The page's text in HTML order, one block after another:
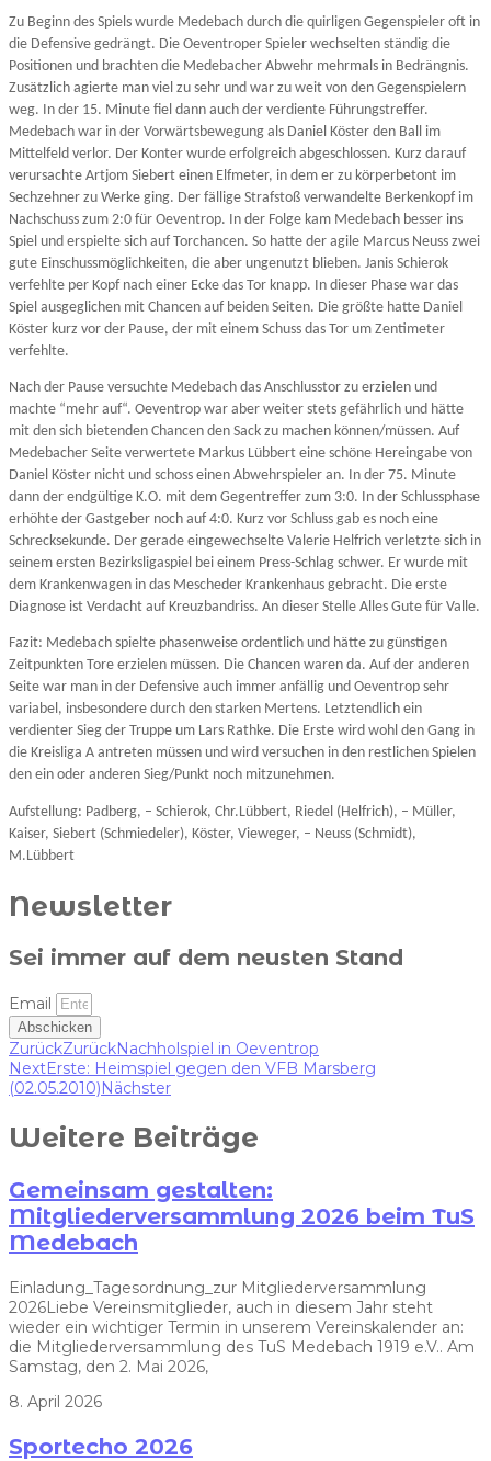
Zu Beginn des Spiels wurde Medebach durch die quirligen Gegenspieler oft in
die Defensive gedrängt. Die Oeventroper Spieler wechselten ständig die
Positionen und brachten die Medebacher Abwehr mehrmals in Bedrängnis.
Zusätzlich agierte man viel zu sehr und war zu weit von den Gegenspielern
weg. In der 15. Minute fiel dann auch der verdiente Führungstreffer.
Medebach war in der Vorwärtsbewegung als Daniel Köster den Ball im
Mittelfeld verlor. Der Konter wurde erfolgreich abgeschlossen. Kurz darauf
verursachte Artjom Siebert einen Elfmeter, in dem er zu körperbetont im
Sechzehner zu Werke ging. Der fällige Strafstoß verwandelte Berkenkopf im
Nachschuss zum 2:0 für Oeventrop. In der Folge kam Medebach besser ins
Spiel und erspielte sich auf Torchancen. So hatte der agile Marcus Neuss zwei
gute Einschussmöglichkeiten, die aber ungenutzt blieben. Janis Schierok
verfehlte per Kopf nach einer Ecke das Tor knapp. In dieser Phase war das
Spiel ausgeglichen mit Chancen auf beiden Seiten. Die größte hatte Daniel
Köster kurz vor der Pause, der mit einem Schuss das Tor um Zentimeter
verfehlte.
Nach der Pause versuchte Medebach das Anschlusstor zu erzielen und
machte “mehr auf“. Oeventrop war aber weiter stets gefährlich und hätte
mit den sich bietenden Chancen den Sack zu machen können/müssen. Auf
Medebacher Seite verwertete Markus Lübbert eine schöne Hereingabe von
Daniel Köster nicht und schoss einen Abwehrspieler an. In der 75. Minute
dann der endgültige K.O. mit dem Gegentreffer zum 3:0. In der Schlussphase
erhöhte der Gastgeber noch auf 4:0. Kurz vor Schluss gab es noch eine
Schrecksekunde. Der gerade eingewechselte Valerie Helfrich verletzte sich in
seinem ersten Bezirksligaspiel bei einem Press-Schlag schwer. Er wurde mit
dem Krankenwagen in das Mescheder Krankenhaus gebracht. Die erste
Diagnose ist Verdacht auf Kreuzbandriss. An dieser Stelle Alles Gute für Valle.
Fazit: Medebach spielte phasenweise ordentlich und hätte zu günstigen
Zeitpunkten Tore erzielen müssen. Die Chancen waren da. Auf der anderen
Seite war man in der Defensive auch immer anfällig und Oeventrop sehr
variabel, insbesondere durch den starken Mertens. Letztendlich ein
verdienter Sieg der Truppe um Lars Rathke. Die Erste wird wohl den Gang in
die Kreisliga A antreten müssen und wird versuchen in den restlichen Spielen
den ein oder anderen Sieg/Punkt noch mitzunehmen.
Aufstellung: Padberg, – Schierok, Chr.Lübbert, Riedel (Helfrich), – Müller,
Kaiser, Siebert (Schmiedeler), Köster, Vieweger, – Neuss (Schmidt),
M.Lübbert
Newsletter
Sei immer auf dem neusten Stand
Email
Abschicken
ZurückZurückNachholspiel in Oeventrop
NextErste: Heimspiel gegen den VFB Marsberg
(02.05.2010)Nächster
Weitere Beiträge
Gemeinsam gestalten:
Mitgliederversammlung 2026 beim TuS
Medebach
Einladung_Tagesordnung_zur Mitgliederversammlung
2026Liebe Vereinsmitglieder, auch in diesem Jahr steht
wieder ein wichtiger Termin in unserem Vereinskalender an:
die Mitgliederversammlung des TuS Medebach 1919 e.V.. Am
Samstag, den 2. Mai 2026,
8. April 2026
Sportecho 2026